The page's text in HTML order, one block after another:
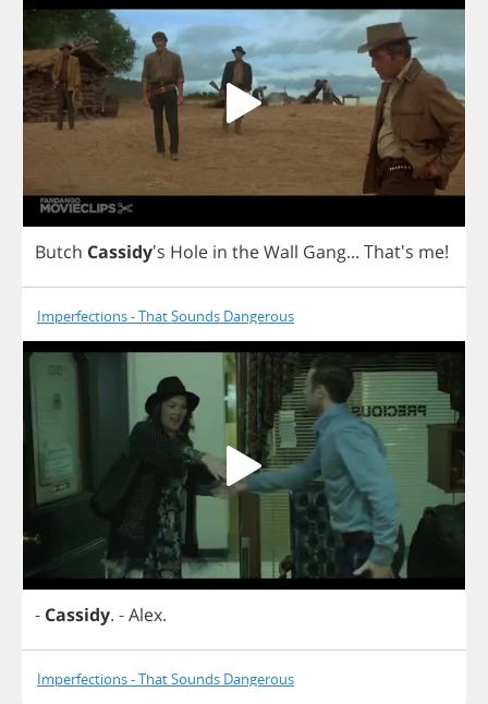
Butch Cassidy's Hole in theWall Gang... That's me!
Imperfections - That Sounds Dangerous
- Cassidy. -Alex.
Imperfections - That Sounds Dangerous